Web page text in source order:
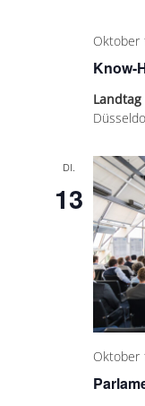
Know-
Oktober
Landtag
DI.
13
Oktober